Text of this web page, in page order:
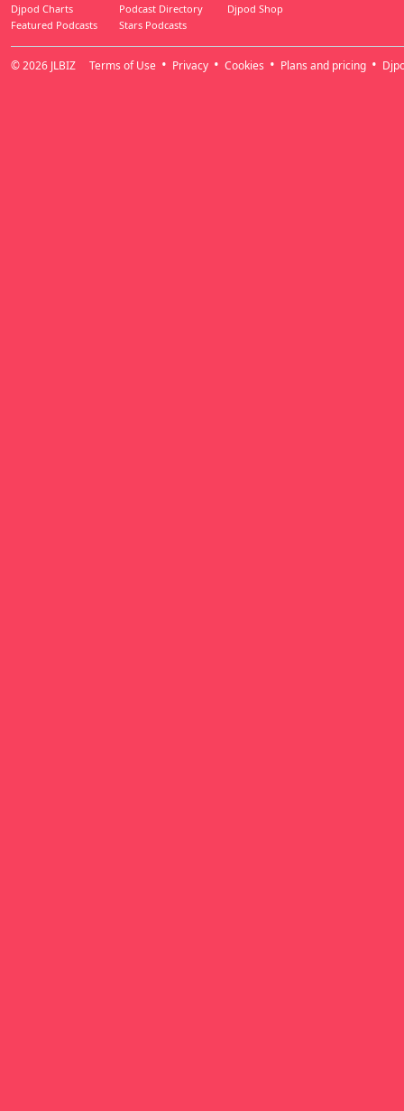
Djpod Charts Podcast Directory
Djpod Shop
Featured Podcasts
Stars Podcasts
© 2026 JLBIZ Terms of Use Privacy Cookies Plans and pricing